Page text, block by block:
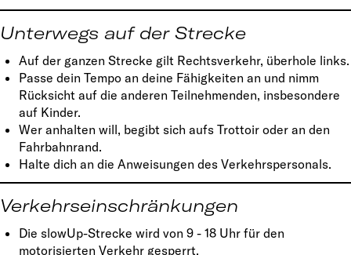
Unterwegs auf der Strecke
Auf der ganzen Strecke gilt Rechtsverkehr, überhole links.
Passe dein Tempo an deine Fähigkeiten an und nimm
Rücksicht auf die anderen Teilnehmenden, insbesondere
auf Kinder.
Wer anhalten will, begibt sich aufs Trottoir oder an den
Fahrbahnrand.
Halte dich an die Anweisungen des Verkehrspersonals.
Verkehrseinschränkungen
Die slowUp-Strecke wird von 9 - 18 Uhr für den
motorisierten Verkehr gesperrt.